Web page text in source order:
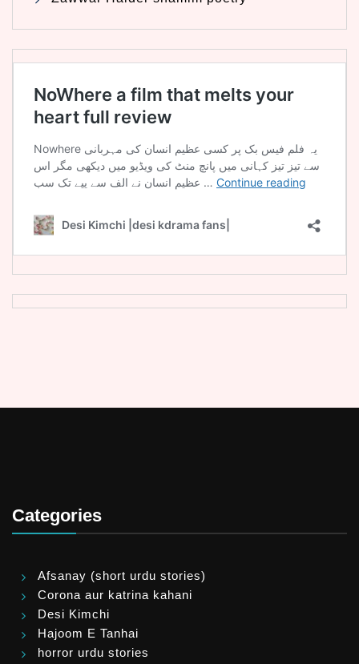
Categories
Afsanay (short urdu stories)
Corona aur katrina kahani
Desi Kimchi
Hajoom E Tanhai
horror urdu stories